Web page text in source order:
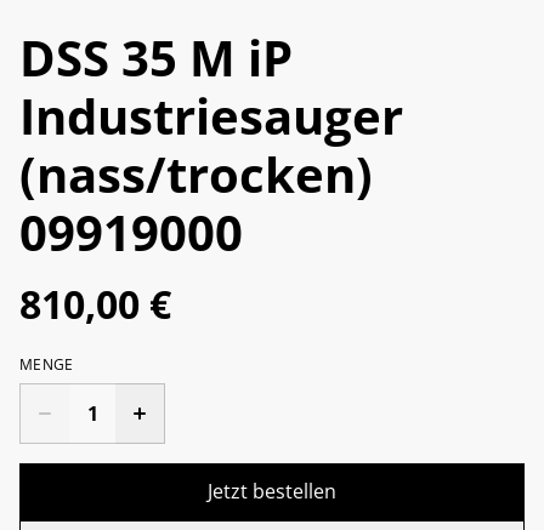
DSS 35 M iP
Industriesauger
(nass/trocken)
09919000
810,00 €
MENGE
Jetzt bestellen